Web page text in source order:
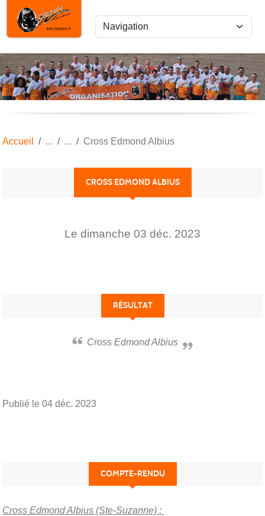
Accueil Cross Edmond Albius
CROSS EDMOND ALBIUS
Le dimanche 03 déc. 2023
RÉSULTAT
Cross Edmond Albius
Publié le 04 déc. 2023
COMPTE-RENDU
Cross Edmond Albius (Ste-Suzanne) :
Panneau de gestion des cookies